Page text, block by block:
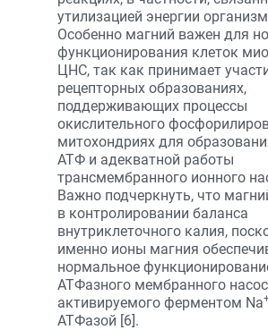
утилизацией энергии
Особенно магний важен для
функционирования клеток
ЦНС, так как принимает
рецепторных образованиях,
поддерживающих процессы
окислительного
митохондриях для
АТФ и адекватной работы
трансмембранного ионного
Важно подчеркнуть, что
в контролировании баланса
внутриклеточного калия,
именно ионы магния
нормальное
АТФазного мембранного
активируемого ферментом Na
АТФазой [6].